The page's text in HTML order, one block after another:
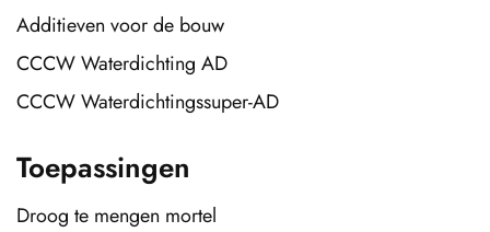
Additieven voor de bouw
CCCW Waterdichting AD
CCCW Waterdichtingssuper-AD
Toepassingen
Droog te mengen mortel